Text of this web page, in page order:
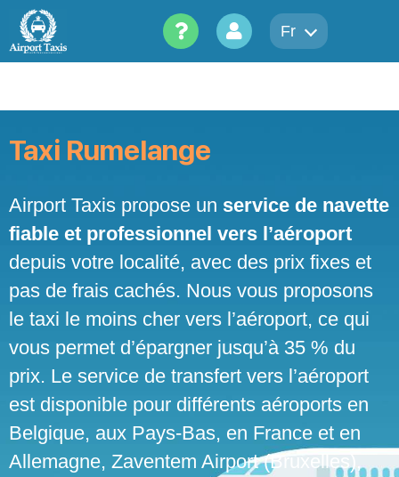
content
Fr
Taxi Rumelange
Airport Taxis propose un service de navette
fiable et professionnel vers l’aéroport
depuis votre localité, avec des prix fixes et
pas de frais cachés. Nous vous proposons
le taxi le moins cher vers l’aéroport, ce qui
vous permet d’épargner jusqu’à 35 % du
prix. Le service de transfert vers l’aéroport
est disponible pour différents aéroports en
Belgique, aux Pays-Bas, en France et en
Allemagne, Zaventem Airport (Bruxelles),